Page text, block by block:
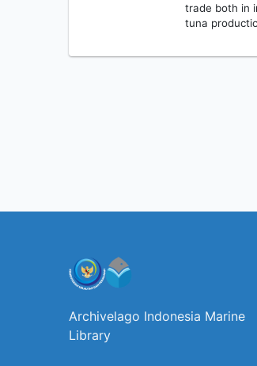
trade both in
tuna
Archivelago Indonesia Marine
Library